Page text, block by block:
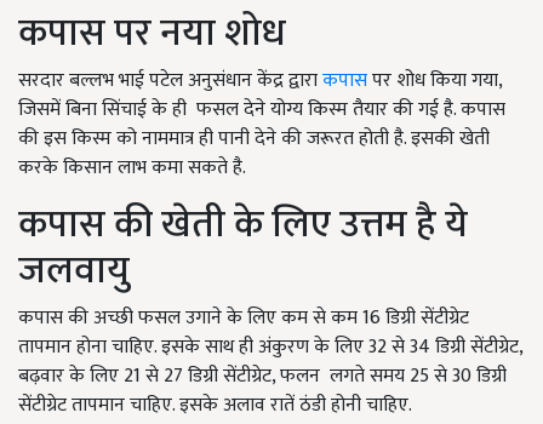
कपास पर नया शोध
सरदार बल्लभ भाई पटेल अनुसंधान केंद्र द्वाराकपासपर शोध किया गया,
जिसमें बिना सिंचाई के ही फसल देने योग्य किस्म तैयार की गई है. कपास
की इस किस्म को नाममात्र ही पानी देने की जरूरत होती है. इसकी खेती
करके किसान लाभ कमा सकते है.
कपास की खेती के लिए उत्तम है ये
जलवायु
कपास की अच्छी फसल उगाने के लिए कम से कम 16 डिग्री सेंटीग्रेट
तापमान होना चाहिए. इसके साथ ही अंकुरण के लिए 32 से 34 डिग्री सेंटीग्रेट,
बढ़वार के लिए 21 से 27 डिग्री सेंटीग्रेट, फलन लगते समय 25 से 30 डिग्री
सेंटीग्रेट तापमान चाहिए. इसके अलाव रातें ठंडी होनी चाहिए.